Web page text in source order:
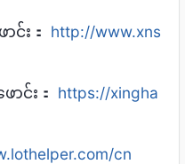
း： http://www.xns
င်း： https://xingha
cn